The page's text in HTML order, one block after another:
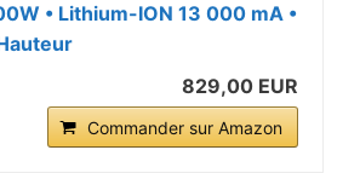
• Lithium-ION 13 000 mA •
829,00 EUR
Commander sur Amazon